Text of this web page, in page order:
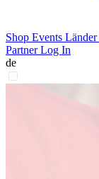
Shop Events Länder
Partner Log In
de